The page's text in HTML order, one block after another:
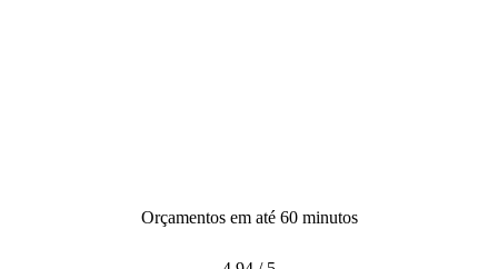
Orçamentos em até 60 minutos